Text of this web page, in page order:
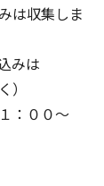
は収集しま
みは
００～